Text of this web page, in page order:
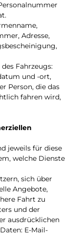
Adresse,
Fahrzeugs:
und -ort,
Person, die das
fahren wird,
jeweils für diese
welche Dienste
sich über
Angebote,
Fahrt zu
und der
ausdrücklichen
E-Mail-